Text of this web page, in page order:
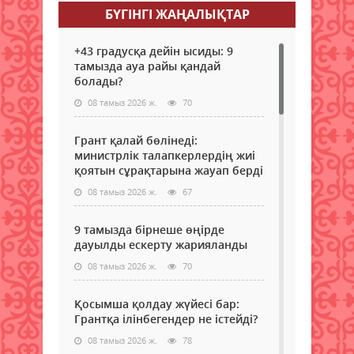
би
үшін
7
пен
күн
2025
деп
мен
беру,
БҮГІНГI ЖАҢАЛЫҚТАР
+43 градусқа дейін ысиды: 9
тамызда ауа райы қандай
болады?
08 тамыз 2026 ж. 70
Грант қалай бөлінеді:
министрлік талапкерлердің жиі
қоятын сұрақтарына жауап берді
08 тамыз 2026 ж. 67
9 тамызда бірнеше өңірде
дауылды ескерту жарияланды
08 тамыз 2026 ж. 70
Қосымша қолдау жүйесі бар:
Грантқа ілінбегендер не істейді?
08 тамыз 2026 ж. 78